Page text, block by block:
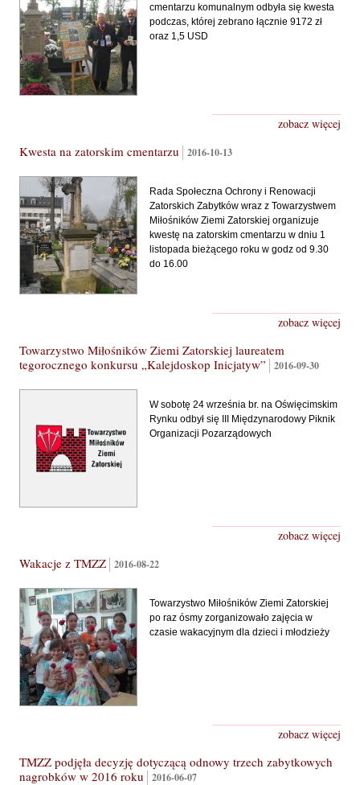
cmentarzu komunalnym odbyła się kwesta
podczas, której zebrano łącznie 9172 zł
oraz 1,5 USD
zobacz więcej
Kwesta na zatorskim cmentarzu 2016-10-13
Rada Społeczna Ochrony i Renowacji
Zatorskich Zabytków wraz z Towarzystwem
Miłośników Ziemi Zatorskiej organizuje
kwestę na zatorskim cmentarzu w dniu 1
listopada bieżącego roku w godz od 9.30
do 16.00
zobacz więcej
Towarzystwo Miłośników Ziemi Zatorskiej laureatem
tegorocznego konkursu „Kalejdoskop Inicjatyw”
2016-09-30
W sobotę 24 września br. na Oświęcimskim
Rynku odbył się III Międzynarodowy Piknik
Organizacji Pozarządowych
zobacz więcej
Wakacje z TMZZ 2016-08-22
Towarzystwo Miłośników Ziemi Zatorskiej
po raz ósmy zorganizowało zajęcia w
czasie wakacyjnym dla dzieci i młodzieży
zobacz więcej
TMZZ podjęła decyzję dotyczącą odnowy trzech zabytkowych
nagrobków w 2016 roku
2016-06-07